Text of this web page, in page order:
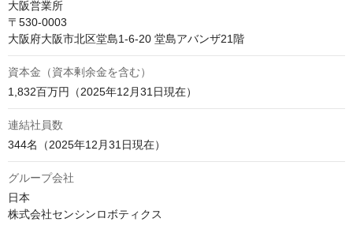
大阪営業所
〒530-0003
大阪府大阪市北区堂島1-6-20 堂島アバンザ21階
資本金（資本剰余金を含む）
1,832百万円（2025年12月31日現在）
連結社員数
344名（2025年12月31日現在）
グループ会社
日本
株式会社センシンロボティクス